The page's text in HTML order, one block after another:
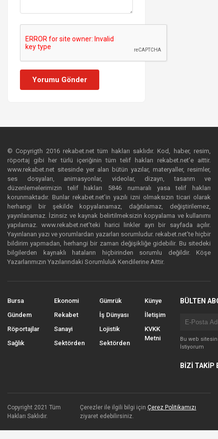
Yorumu Gönder
© Copyrigth 2016 rekabet.net tüm hakları saklıdır. Kod, haber, resim,
röportaj gibi her türlü içeriğinin tüm telif hakları rekabet.net’e aittir.
www.rekabet.net sitesinde yer alan bütün yazılar, materyaller, resimler,
ses dosyaları, animasyonlar, videolar, dizayn, tasarım ve
düzenlemelerimizin telif hakları 5846 numaralı yasa telif hakları
korunmaktadır. Bunlar rekabet.net’in yazılı izni olmaksızın ticari olarak
herhangi bir şekilde kopyalanamaz, dağıtılamaz, değiştirilemez,
yayınlanamaz. İzinsiz ve kaynak belirtilmeksizin kopyalama ve kullanımı
yapılamaz. www.rekabet.net’teki harici linkler ayrı bir sayfada açılır.
Yayınlanan yazı ve yorumlardan yazarları sorumludur. rekabet.net’te hiçbir
bildirim yapmadan, herhangi bir zaman değişikliğe gidebilir. Bu sitedeki
bilgilerden kaynaklı hataların hiçbirinden sorumlu değildir. Köşe
Yazarlarımızın Yazılarındaki Sorumluluk Kendilerine Aittir.
Bursa
Gündem
Röportajlar
Sağlık
Ekonomi
Rekabet
Sanayi
Sektörden
Gümrük
İş Dünyası
Lojistik
Sektörden
Künye
İletişim
KVKK
Metni
BÜLTEN
Bu web
İstiyorum
BİZİ TAKİP
Copyright 2021 Tüm
Hakları Saklıdır.
Çerezler ile ilgili bilgi içinÇerez Politikamızı
ziyaret edebilirsiniz.